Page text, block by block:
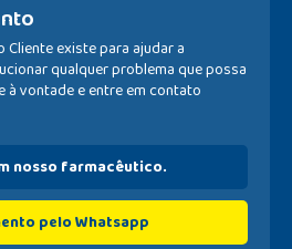
existe para ajudar a
qualquer problema que possa
à vontade e entre em contato
nosso farmacêutico.
pelo Whatsapp